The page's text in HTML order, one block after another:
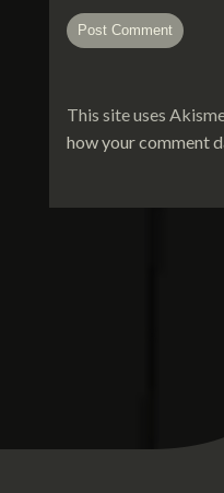
This site uses
how your comment